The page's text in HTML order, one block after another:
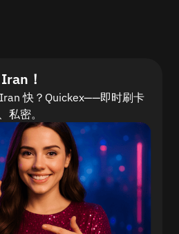
！
快？Quickex——即时刷卡
私密。